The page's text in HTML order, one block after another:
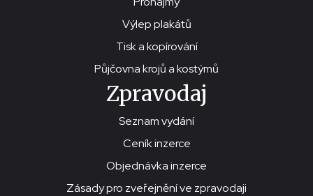
Výlep plakátů
Tisk a kopírování
Půjčovna krojů a kostýmů
Zpravodaj
Seznam vydání
Ceník inzerce
Objednávka inzerce
Zásady pro zveřejnění ve zpravodaji